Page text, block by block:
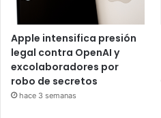
Apple intensifica presión
legal contra OpenAI y
excolaboradores por
robo de secretos
hace 3 semanas